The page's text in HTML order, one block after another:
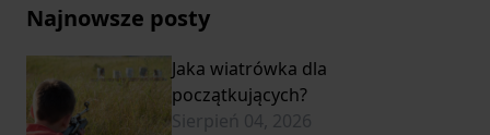
Najnowsze posty
Jaka wiatrówka dla
początkujących?
Sierpień 04, 2026